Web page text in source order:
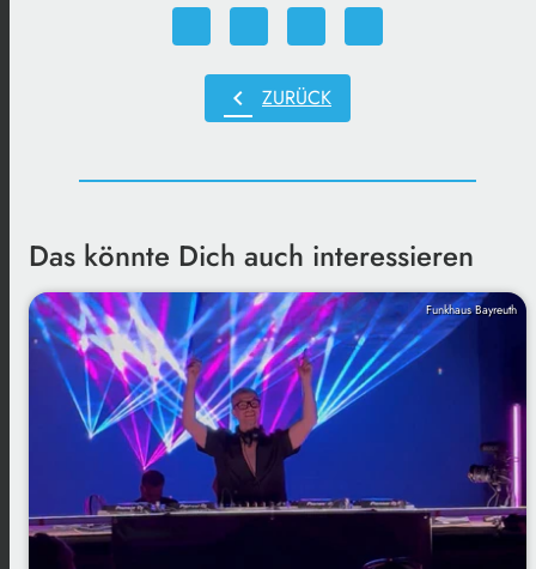
chevron_left ZURÜCK
Das könnte Dich auch interessieren
Funkhaus Bayreuth